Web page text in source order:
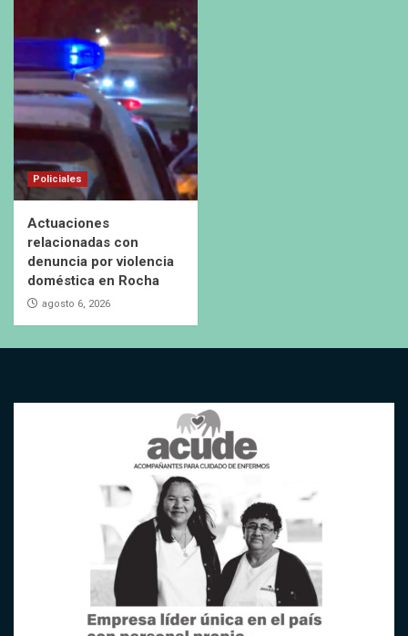
Policiales
Actuaciones
relacionadas con
denuncia por violencia
doméstica en Rocha
agosto 6, 2026